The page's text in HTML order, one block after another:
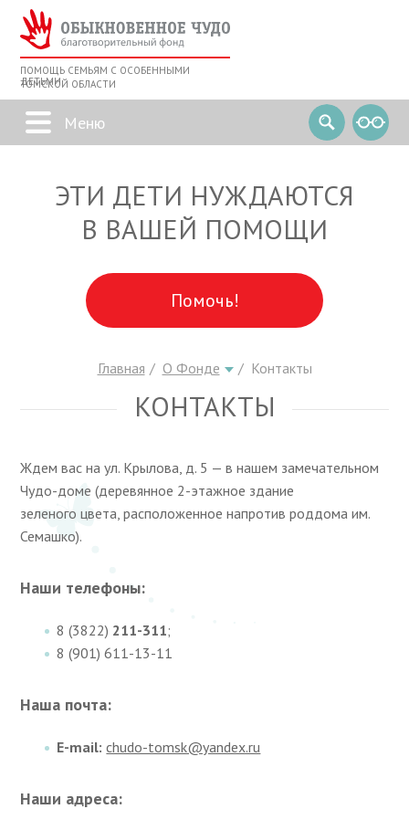
ПОМОЩЬ СЕМЬЯМ С ОСОБЕННЫМИ
ДЕТЬМИ
ТОМСКОЙ ОБЛАСТИ
ЭТИ ДЕТИ НУЖДАЮТСЯ
В ВАШЕЙ ПОМОЩИ
Помочь!
Главная О Фонде Контакты
КОНТАКТЫ
Ждем вас на ул. Крылова, д. 5 — в нашем замечательном
Чудо-доме (деревянное 2-этажное здание
зеленого цвета, расположенное напротив роддома им.
Семашко).
Наши телефоны:
8 (3822) 211-311;
8 (901) 611-13-11
Наша почта:
E-mail: chudo-tomsk@yandex.ru
Наши адреса: